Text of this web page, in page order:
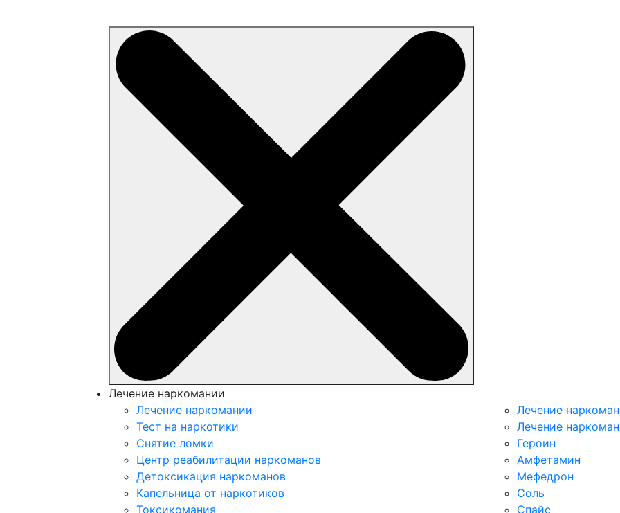
Лечение наркомании
Лечение наркомании
Тест на наркотики
Снятие ломки
Центр реабилитации наркоманов
Детоксикация наркоманов
Капельница от наркотиков
Токсикомания
Лечение
Лечение
Героин
Амфетамин
Мефедрон
Соль
Спайс